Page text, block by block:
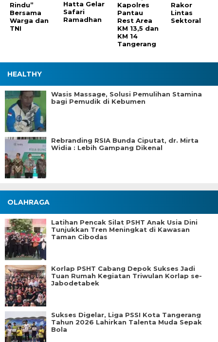
Rindu”
Bersama
Warga dan
TNI
Hatta Gelar
Safari
Ramadhan
Kapolres
Pantau
Rest Area
KM 13,5 dan
KM 14
Tangerang
Rakor
Lintas
Sektoral
HEALTHY
Wasis Massage, Solusi Pemulihan Stamina
bagi Pemudik di Kebumen
Rebranding RSIA Bunda Ciputat, dr. Mirta
Widia : Lebih Gampang Dikenal
OLAHRAGA
Latihan Pencak Silat PSHT Anak Usia Dini
Tunjukkan Tren Meningkat di Kawasan
Taman Cibodas
Korlap PSHT Cabang Depok Sukses Jadi
Tuan Rumah Kegiatan Triwulan Korlap se-
Jabodetabek
Sukses Digelar, Liga PSSI Kota Tangerang
Tahun 2026 Lahirkan Talenta Muda Sepak
Bola